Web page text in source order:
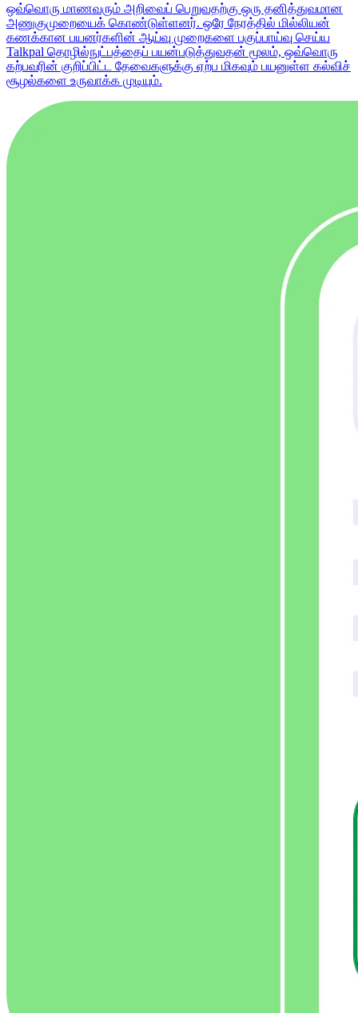
ஒவ்வொரு மாணவரும் அறிவைப் பெறுவதற்கு ஒரு தனித்துவமான
அணுகுமுறையைக் கொண்டுள்ளனர். ஒரே நேரத்தில் மில்லியன்
கணக்கான பயனர்களின் ஆய்வு முறைகளை பகுப்பாய்வு செய்ய
Talkpal தொழில்நுட்பத்தைப் பயன்படுத்துவதன் மூலம், ஒவ்வொரு
கற்பவரின் குறிப்பிட்ட தேவைகளுக்கு ஏற்ப மிகவும் பயனுள்ள கல்விச்
சூழல்களை உருவாக்க முடியும்.